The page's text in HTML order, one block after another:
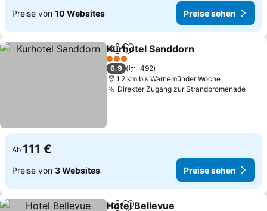
Preise von 10 Websites Preise sehen
TeilenZu Favoriten hinzufügen
Kurhotel Sanddorn
3 Sterne
6,9
492
1.2 km bis Warnemünder Woche
Direkter Zugang zur Strandpromenade
Ab 111 €
Preise von 3 Websites Preise sehen
Hotel Bellevue